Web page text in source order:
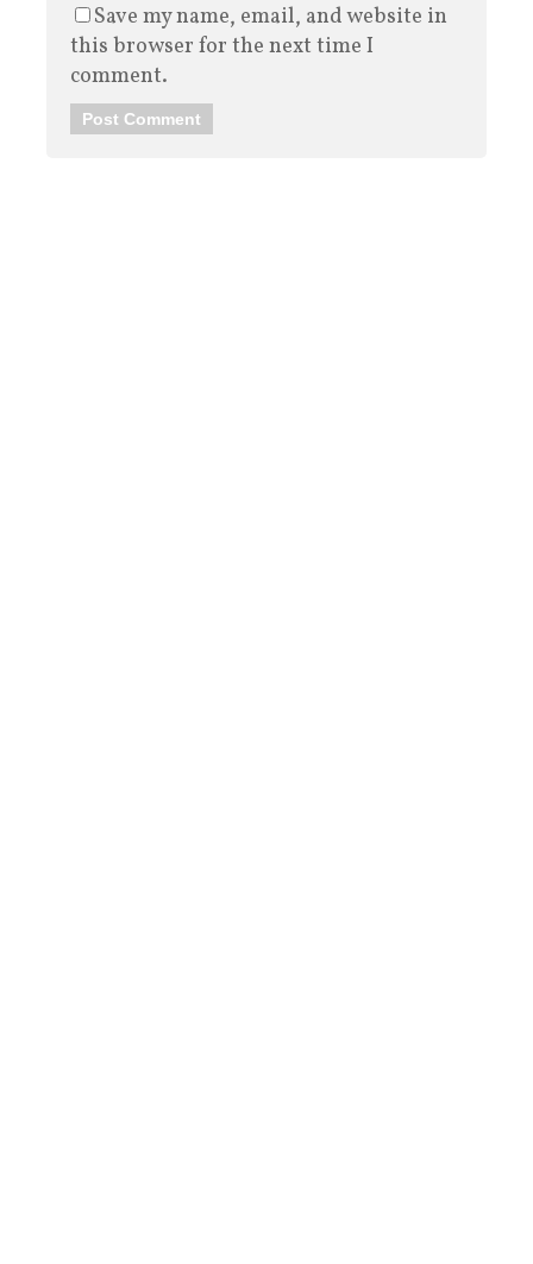
Save my name, email, and website in
this browser for the next time I
comment.